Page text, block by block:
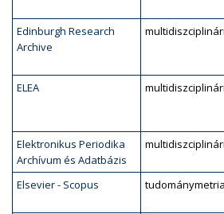
Edinburgh Research
Archive
ELEA
Elektronikus Periodika
Archívum és Adatbázis
Elsevier - Scopus tudománymetria